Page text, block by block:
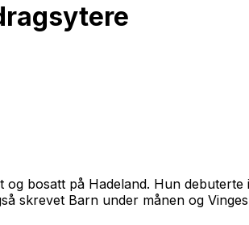
og bosatt på Hadeland. Hun debuterte
skrevet Barn under månen og